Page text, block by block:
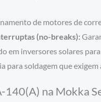
de motores de
(no-breaks):
em inversores solares
para soldagem que
na Mokka